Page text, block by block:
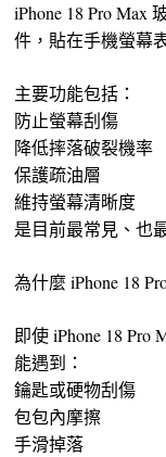
iPhone 18 Pro Max
件，貼在手機螢幕
主要功能包括：
防止螢幕刮傷
降低摔落破裂機率
保護疏油層
維持螢幕清晰度
是目前最常見、也
為什麼 iPhone 18
即使 iPhone 18
能遇到：
鑰匙或硬物刮傷
包包內摩擦
手滑掉落